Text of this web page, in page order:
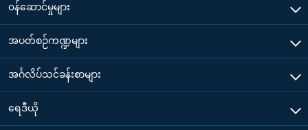
၀န်ဆောင်မှုများ
အပတ်စဉ်ကဏ္ဍများ
အင်္ဂလိပ်သင်ခန်းစာများ
ရေဒီယို